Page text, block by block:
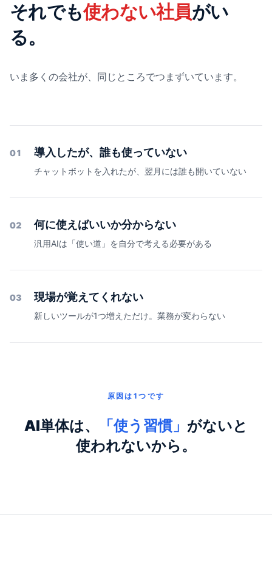
それでも使わない社員がい
る。
いま多くの会社が、同じところでつまずいています。
01 導入したが、誰も使っていない
チャットボットを入れたが、翌月には誰も開いていない
02 何に使えばいいか分からない
汎用AIは「使い道」を自分で考える必要がある
03 現場が覚えてくれない
新しいツールが1つ増えただけ。業務が変わらない
原因は1つです
AI単体は、 「使う習慣」 がないと
使われないから。